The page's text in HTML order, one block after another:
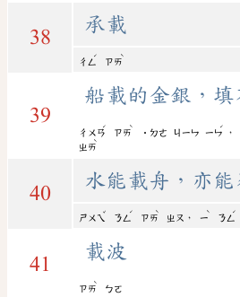
38
承載
ㄔㄥ
ˊ
ㄗㄞ
ˋ
39
船載的金銀，
ㄔㄨㄢ
ˊ
ㄗㄞ
ˋ
˙ㄉㄜ ㄐㄧㄣ ㄧㄣ
ˊ
ㄓㄞ
ˋ
40
水能載舟，亦能
ㄕㄨㄟ
ˇ
ㄋㄥ
ˊ
ㄗㄞ
ˋ
ㄓㄡ ， ㄧ
ˋ
ㄋㄥ
ˊ
41
載波
ㄗㄞ
ˋ
ㄅㄛ